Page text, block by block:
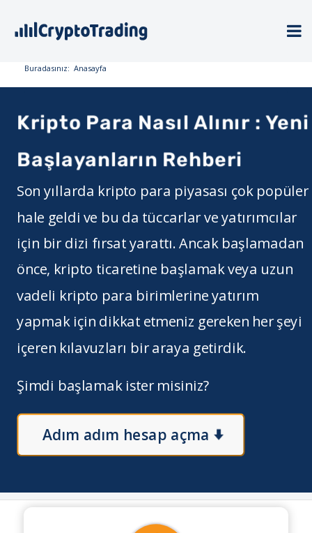
Buradasınız: Anasayfa
Kripto Para Nasıl Alınır : Yeni
Başlayanların Rehberi
Son yıllarda kripto para piyasası çok popüler
hale geldi ve bu da tüccarlar ve yatırımcılar
için bir dizi fırsat yarattı. Ancak başlamadan
önce, kripto ticaretine başlamak veya uzun
vadeli kripto para birimlerine yatırım
yapmak için dikkat etmeniz gereken her şeyi
içeren kılavuzları bir araya getirdik.
Şimdi başlamak ister misiniz?
Adım adım hesap açma